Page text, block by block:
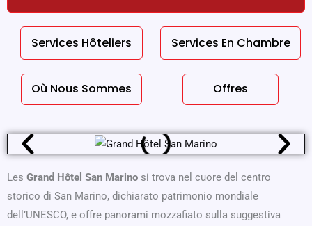
Services Hôteliers Services En Chambre
Où Nous Sommes Offres
Les Grand Hôtel San Marino si trova nel cuore del centro
storico di San Marino, dichiarato patrimonio mondiale
dell’UNESCO, e offre panorami mozzafiato sulla suggestiva